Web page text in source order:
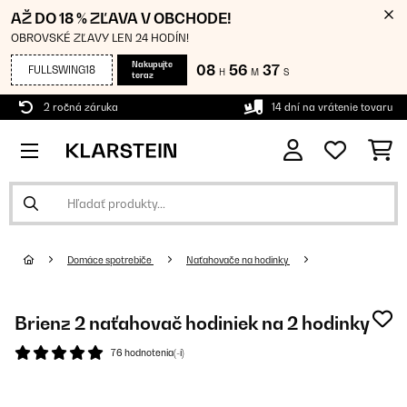
AŽ DO 18 % ZĽAVA V OBCHODE!
OBROVSKÉ ZĽAVY LEN 24 HODÍN!
FULLSWING18
Nakupujte
teraz
08 H 56 M 36 S
2 ročná záruka 14 dní na vrátenie tovaru
Domáce spotrebiče Naťahovače na hodinky
Brienz 2 naťahovač hodiniek na 2 hodinky
76 hodnotenia(-í)